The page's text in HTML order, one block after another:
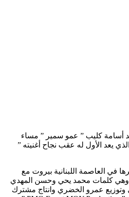
أسامة كليب ” عمو سمير ” مساء
يعد الأول له عقب نجاح أغنيته ”
في العاصمة اللبنانية بيروت مع
وهي كلمات محمد يحي وحسن المهدي
عمرو الخضري وانتاج مشترك